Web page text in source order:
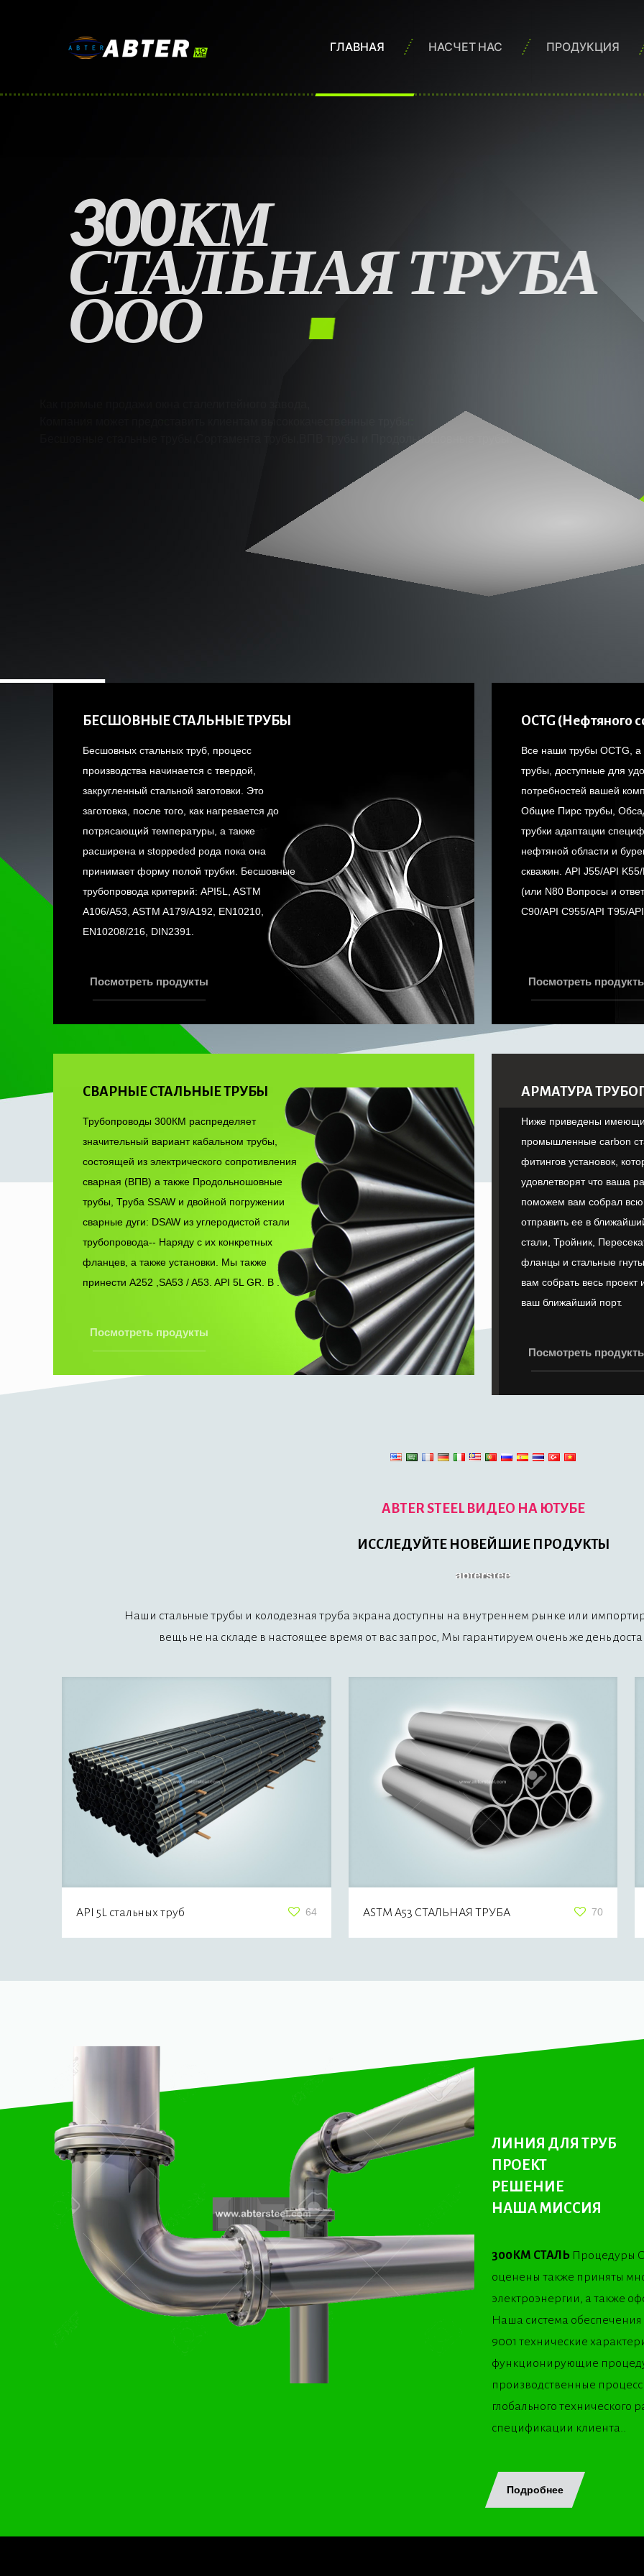
ГЛАВНАЯ НАСЧЕТ НАС ПРОДУКЦИЯ
300КМ
СТАЛЬНАЯ ТРУБА
ООО
Компания может предоставить клиентам высококачественные трубы:
Бесшовные стальные трубы,Сортамента трубы,ВПВ трубы и Продольношовные трубы.
БЕСШОВНЫЕ СТАЛЬНЫЕ ТРУБЫ
Бесшовных стальных труб, процесс
производства начинается с твердой,
закругленный стальной заготовки. Это
заготовка, после того, как нагревается до
потрясающий температуры, а также
расширена и stoppeded рода пока она
принимает форму полой трубки. Бесшовные
трубопровода критерий: API5L, ASTM
A106/A53, ASTM A179/A192, EN10210,
EN10208/216, DIN2391.
Посмотреть продукты
OCTG (Нефтяного
Все наши трубы OCTG, а
трубы, доступные для
потребностей вашей
Общие Пирс трубы,
трубки адаптации
нефтяной области и
скважин. API J55/API
(или N80 Вопросы и
C90/API C955/API T95/
Посмотреть
СВАРНЫЕ СТАЛЬНЫЕ ТРУБЫ
Трубопроводы 300КМ распределяет
значительный вариант кабальном трубы,
состоящей из электрического сопротивления
сварная (ВПВ) а также Продольношовные
трубы, Труба SSAW и двойной погружении
сварные дуги: DSAW из углеродистой стали
трубопровода-- Наряду с их конкретных
фланцев, а также установки. Мы также
принести A252 ,SA53 / A53. API 5L GR. B .
Посмотреть продукты
АРМАТУРА
Ниже приведены
промышленные carbon
фитингов установок,
удовлетворят что ваша
поможем вам собрал всю
отправить ее в
стали, Тройник,
фланцы и стальные
вам собрать весь проект
ваш ближайший порт.
Посмотреть
ABTER STEEL ВИДЕО НА ЮТУБЕ
ИССЛЕДУЙТЕ НОВЕЙШИЕ ПРОДУКТЫ
Наши стальные трубы и колодезная труба экранадоступны на внутреннем рынке или
вещь не на складе в настоящее время от вас запрос, Мы гарантируем очень же день
API 5L стальных труб 64 ASTM A53 СТАЛЬНАЯ ТРУБА 70
ЛИНИЯ ДЛЯ ТРУБ
ПРОЕКТ
РЕШЕНИЕ
НАША МИССИЯ
300КМ СТАЛЬ Процедуры
оценены также приняты
электроэнергии, а также
Наша система обеспечения
9001 технические
функционирующие
производственные
глобального технического
спецификации клиента..
Подробнее